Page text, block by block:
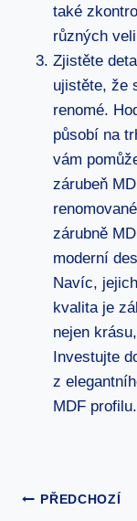
také
různých
Zjistěte
ujistěte, že
renomé.
působí na
vám
zárubeň
zárubně
moderní
Navíc,
kvalita je
nejen
Investujte
z
MDF profilu.
Navigace
PŘEDCHOZÍ